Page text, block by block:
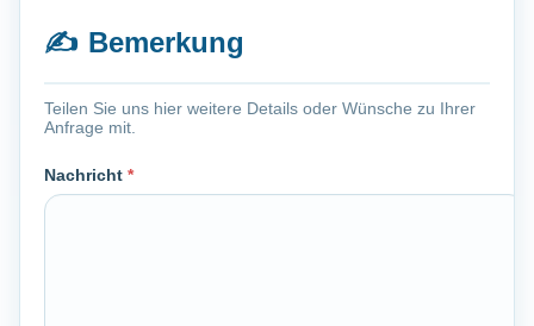
✍️ Bemerkung
Teilen Sie uns hier weitere Details oder Wünsche zu Ihrer
Anfrage mit.
Nachricht *